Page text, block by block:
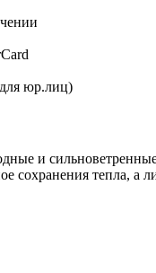
юр.лиц)
и
тепла, а